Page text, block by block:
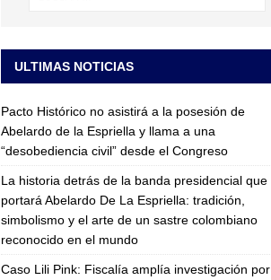
ULTIMAS NOTICIAS
Pacto Histórico no asistirá a la posesión de
Abelardo de la Espriella y llama a una
“desobediencia civil” desde el Congreso
La historia detrás de la banda presidencial que
portará Abelardo De La Espriella: tradición,
simbolismo y el arte de un sastre colombiano
reconocido en el mundo
Caso Lili Pink: Fiscalía amplía investigación por